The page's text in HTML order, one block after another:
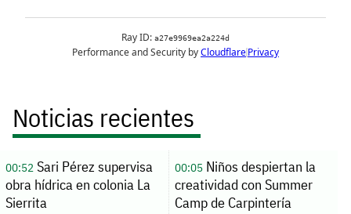
Noticias recientes
00:52Sari Pérez supervisa
obra hídrica en colonia La
Sierrita
00:05Niños despiertan la
creatividad con Summer
Camp de Carpintería